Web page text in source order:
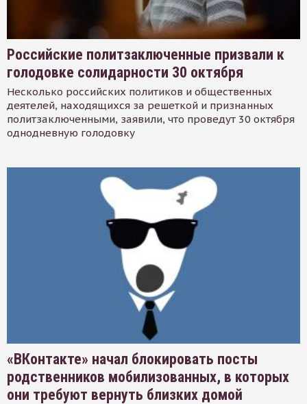
Российские политзаключенные призвали к
голодовке солидарности 30 октября
Несколько российских политиков и общественных
деятелей, находящихся за решеткой и признанных
политзаключенными, заявили, что проведут 30 октября
однодневную голодовку
«ВКонтакте» начал блокировать посты
родственников мобилизованных, в которых
они требуют вернуть близких домой